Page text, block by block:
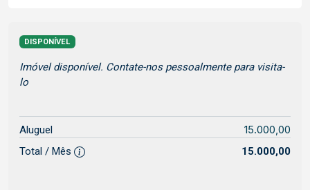
DISPONÍVEL
Imóvel disponível. Contate-nos pessoalmente para visita-
lo
Aluguel 15.000,00
Total / Mês 15.000,00